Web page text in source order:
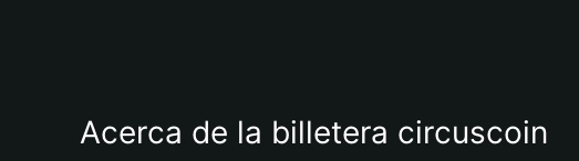
Acerca de la billetera circuscoin